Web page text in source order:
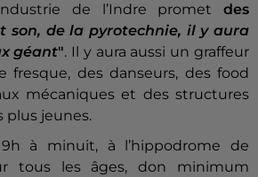
de l’Indre promet des
son, de la pyrotechnie, il y aura
géant". Il y aura aussi un graffeur
fresque, des danseurs, des food
mécaniques et des structures
plus jeunes.
à minuit, à l’hippodrome de
tous les âges, don minimum